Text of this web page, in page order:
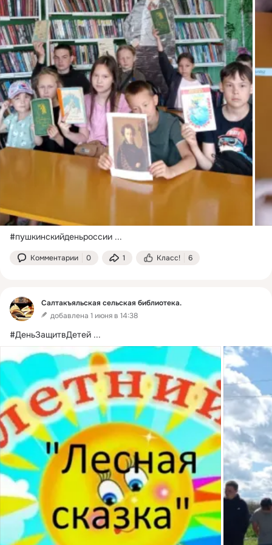
#пушкинскийденьроссии ...
Комментарии 0 1 Класс! 6
Салтакъяльская сельская библиотека.
добавлена 1 июня в 14:38
#ДеньЗащитвДетей ...